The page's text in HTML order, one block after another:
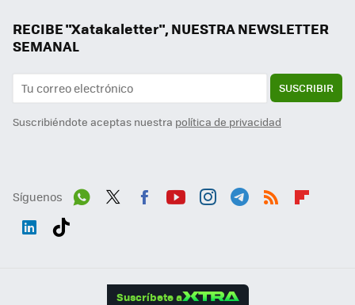
RECIBE "Xatakaletter", NUESTRA NEWSLETTER
SEMANAL
SUSCRIBIR
Suscribiéndote aceptas nuestra política de privacidad
Síguenos
Suscríbete a